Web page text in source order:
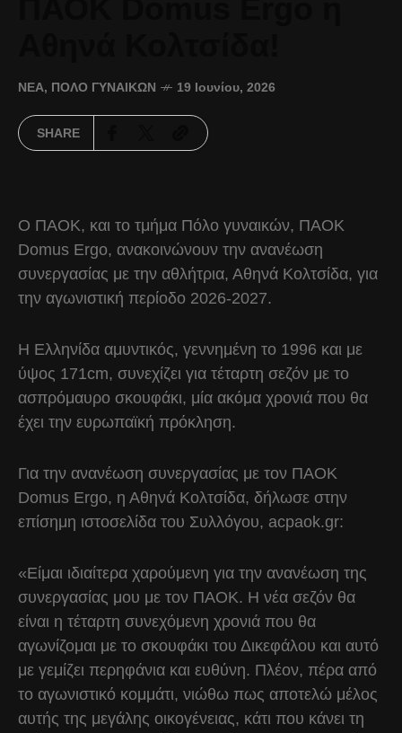
ΝΈΑ, ΠΌΛΟ ΓΥΝΑΙΚΏΝ 19 Ιουνίου, 2026
SHARE
Ο ΠΑΟΚ, και το τμήμα Πόλο γυναικών, ΠΑΟΚ
Domus Ergo, ανακοινώνουν την ανανέωση
συνεργασίας με την αθλήτρια, Αθηνά Κολτσίδα, για
την αγωνιστική περίοδο 2026-2027.
Η Ελληνίδα αμυντικός, γεννημένη το 1996 και με
ύψος 171cm, συνεχίζει για τέταρτη σεζόν με το
ασπρόμαυρο σκουφάκι, μία ακόμα χρονιά που θα
έχει την ευρωπαϊκή πρόκληση.
Για την ανανέωση συνεργασίας με τον ΠΑΟΚ
Domus Ergo, η Αθηνά Κολτσίδα, δήλωσε στην
επίσημη ιστοσελίδα του Συλλόγου, acpaok.gr:
«Είμαι ιδιαίτερα χαρούμενη για την ανανέωση της
συνεργασίας μου με τον ΠΑΟΚ. Η νέα σεζόν θα
είναι η τέταρτη συνεχόμενη χρονιά που θα
αγωνίζομαι με το σκουφάκι του Δικεφάλου και αυτό
με γεμίζει περηφάνια και ευθύνη. Πλέον, πέρα από
το αγωνιστικό κομμάτι, νιώθω πως αποτελώ μέλος
αυτής της μεγάλης οικογένειας, κάτι που κάνει τη